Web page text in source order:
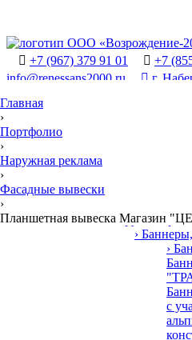
 +7 (967) 379 91 01  +7
info@renessans2000.ru
 г.

› Наружная
›
›
с
Главная
›
Портфолио
›
Наружная реклама
›
Фасадные вывески
›
Планшетная вывеска